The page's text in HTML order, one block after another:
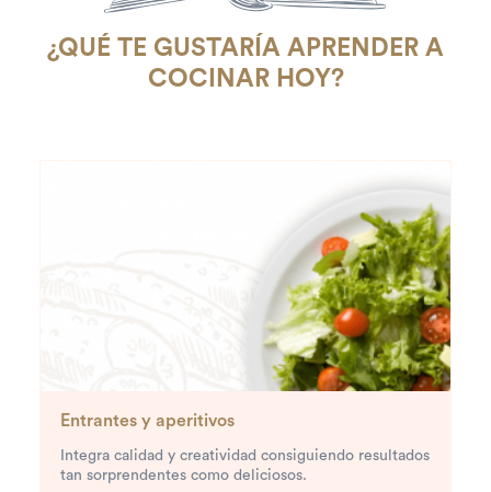
¿QUÉ TE GUSTARÍA APRENDER A
COCINAR HOY?
Entrantes y aperitivos
Integra calidad y creatividad consiguiendo resultados
tan sorprendentes como deliciosos.